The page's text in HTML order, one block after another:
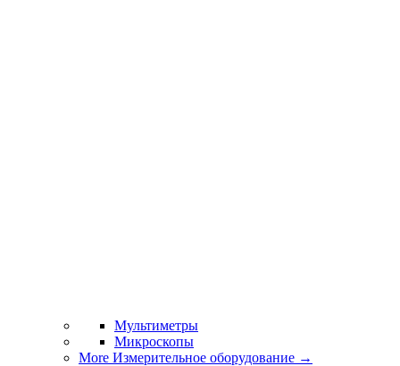
Мультиметры
Микроскопы
More Измерительное оборудование →